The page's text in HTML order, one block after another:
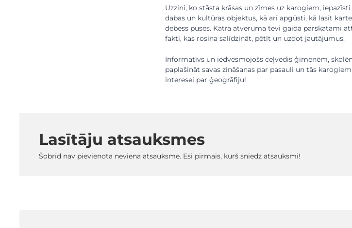
Uzzini, ko stāsta krāsas un zīmes uz karogiem,
dabas un kultūras objektus, kā arī apgūsti, kā lasīt
debess puses. Katrā atvērumā tevi gaida pārskatāmi
fakti, kas rosina salīdzināt, pētīt un uzdot jautājumus.
Informatīvs un iedvesmojošs ceļvedis ģimenēm,
paplašināt savas zināšanas par pasauli un tās
interesei par ģeogrāfiju!
Lasītāju atsauksmes
Šobrīd nav pievienota neviena atsauksme. Esi pirmais, kurš sniedz atsauksmi!